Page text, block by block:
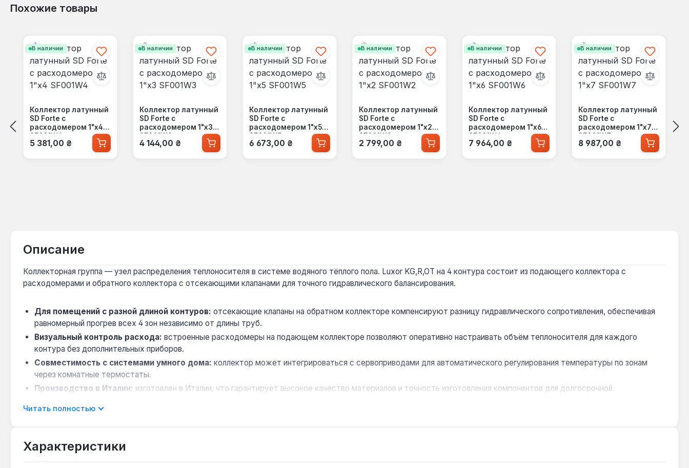
Похожие товары
В наличии
Коллектор латунный
SD Forte с
расходомером 1"х4
SF001W4
Обычная цена:
5 381,00 ₴
В наличии
Коллектор латунный
SD Forte с
расходомером 1"х3
SF001W3
Обычная цена:
4 144,00 ₴
В наличии
Коллектор латунный
SD Forte с
расходомером 1"х5
SF001W5
Обычная цена:
6 673,00 ₴
В наличии
Коллектор латунный
SD Forte с
расходомером 1"х2
SF001W2
Обычная цена:
2 799,00 ₴
В наличии
Коллектор латунный
SD Forte с
расходомером 1"х6
SF001W6
Обычная цена:
7 964,00 ₴
В наличии
Коллектор латунный
SD Forte с
расходомером 1"х7
SF001W7
Обычная цена:
8 987,00 ₴
Описание
Коллекторная группа — узел распределения теплоносителя в системе водяного тёплого пола. Luxor KG,R,OT на 4 контура состоит из подающего коллектора с
расходомерами и обратного коллектора с отсекающими клапанами для точного гидравлического балансирования.
Для помещений с разной длиной контуров: отсекающие клапаны на обратном коллекторе компенсируют разницу гидравлического сопротивления, обеспечивая
равномерный прогрев всех 4 зон независимо от длины труб.
Визуальный контроль расхода: встроенные расходомеры на подающем коллекторе позволяют оперативно настраивать объём теплоносителя для каждого
контура без дополнительных приборов.
Совместимость с системами умного дома: коллектор может интегрироваться с сервоприводами для автоматического регулирования температуры по зонам
через комнатные термостаты.
Производство в Италии: изготовлен в Италии, что гарантирует высокое качество материалов и точность изготовления компонентов для долгосрочной
Компактный монтаж в шкафу:
Коллекторная группа подходит для монтажа систем тёплого пола в жилых, офисных и коммерческих помещениях с 4 отдельными зонами обогрева. Гарантия 1 год,
доставка по Украине.
Читать полностью
Характеристики